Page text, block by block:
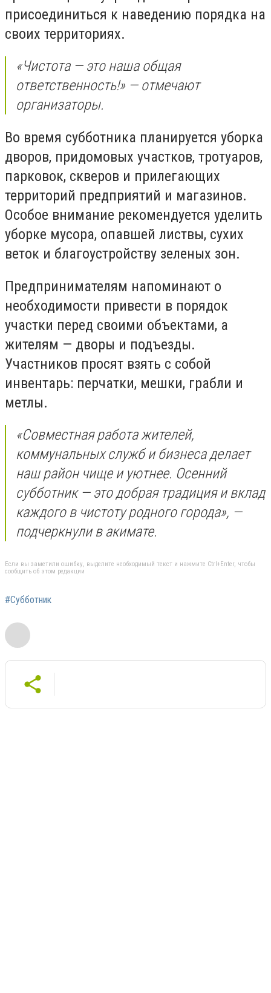
присоединиться к наведению порядка на
своих территориях.
«Чистота — это наша общая
ответственность!» — отмечают
организаторы.
Во время субботника планируется уборка
дворов, придомовых участков, тротуаров,
парковок, скверов и прилегающих
территорий предприятий и магазинов.
Особое внимание рекомендуется уделить
уборке мусора, опавшей листвы, сухих
веток и благоустройству зеленых зон.
Предпринимателям напоминают о
необходимости привести в порядок
участки перед своими объектами, а
жителям — дворы и подъезды.
Участников просят взять с собой
инвентарь: перчатки, мешки, грабли и
метлы.
«Совместная работа жителей,
коммунальных служб и бизнеса делает
наш район чище и уютнее. Осенний
субботник — это добрая традиция и вклад
каждого в чистоту родного города», —
подчеркнули в акимате.
Если вы заметили ошибку, выделите необходимый текст и нажмите Ctrl+Enter, чтобы
сообщить об этом редакции
#Субботник